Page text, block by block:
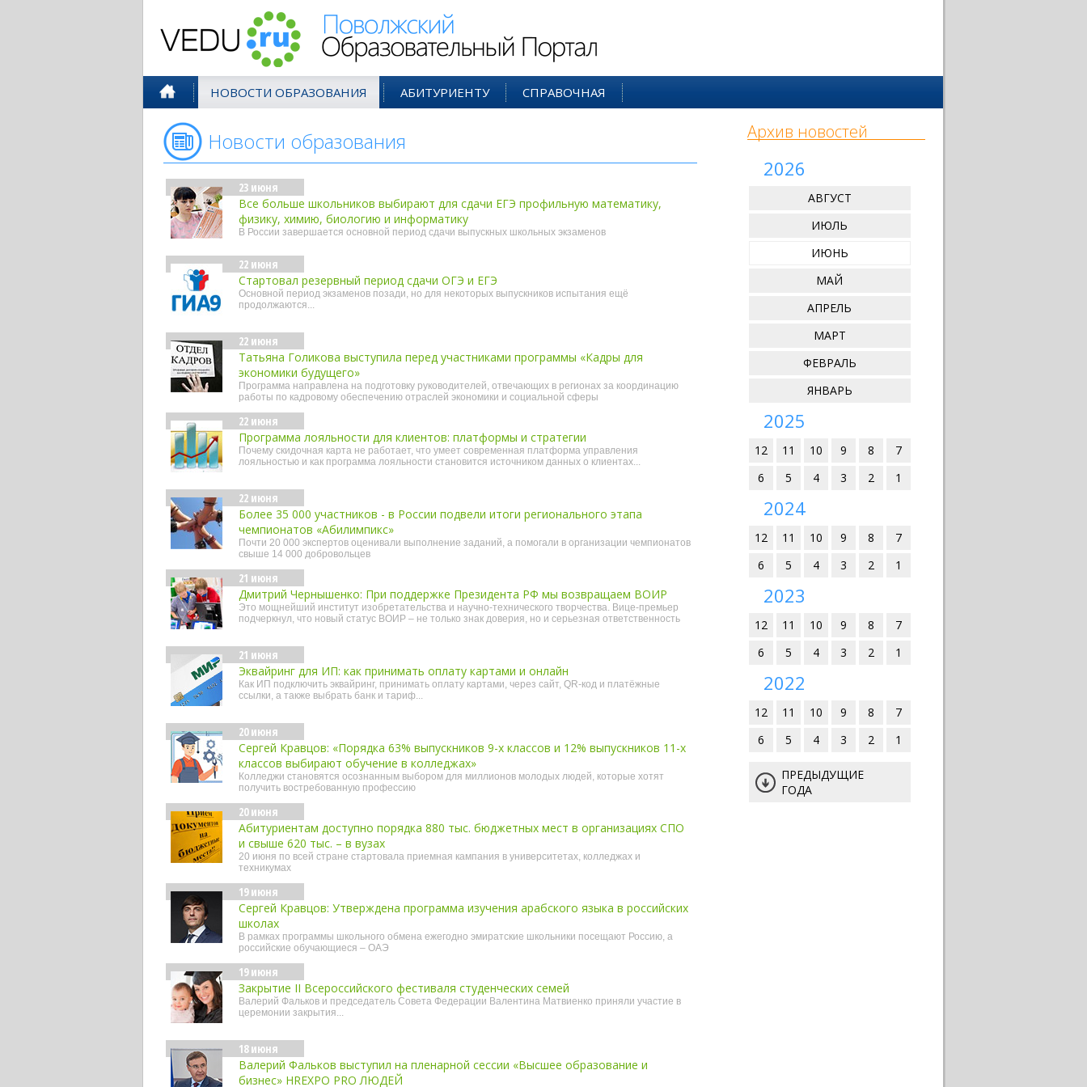
НОВОСТИ ОБРАЗОВАНИЯ АБИТУРИЕНТУ СПРАВОЧНАЯ
Новости образования
23 июня
Все больше школьников выбирают для сдачи ЕГЭ профильную математику,
физику, химию, биологию и информатику
В России завершается основной период сдачи выпускных школьных экзаменов
22 июня
Стартовал резервный период сдачи ОГЭ и ЕГЭ
Основной период экзаменов позади, но для некоторых выпускников испытания ещё
продолжаются...
22 июня
Татьяна Голикова выступила перед участниками программы «Кадры для
экономики будущего»
Программа направлена на подготовку руководителей, отвечающих в регионах за координацию
работы по кадровому обеспечению отраслей экономики и социальной сферы
22 июня
Программа лояльности для клиентов: платформы и стратегии
Почему скидочная карта не работает, что умеет современная платформа управления
лояльностью и как программа лояльности становится источником данных о клиентах...
22 июня
Более 35 000 участников - в России подвели итоги регионального этапа
чемпионатов «Абилимпикс»
Почти 20 000 экспертов оценивали выполнение заданий, а помогали в организации чемпионатов
свыше 14 000 добровольцев
21 июня
Дмитрий Чернышенко: При поддержке Президента РФ мы возвращаем ВОИР
Это мощнейший институт изобретательства и научно-технического творчества. Вице-премьер
подчеркнул, что новый статус ВОИР – не только знак доверия, но и серьезная ответственность
21 июня
Эквайринг для ИП: как принимать оплату картами и онлайн
Как ИП подключить эквайринг, принимать оплату картами, через сайт, QR-код и платёжные
ссылки, а также выбрать банк и тариф...
20 июня
Сергей Кравцов: «Порядка 63% выпускников 9-х классов и 12% выпускников 11-х
классов выбирают обучение в колледжах»
Колледжи становятся осознанным выбором для миллионов молодых людей, которые хотят
получить востребованную профессию
20 июня
Абитуриентам доступно порядка 880 тыс. бюджетных мест в организациях СПО
и свыше 620 тыс. – в вузах
20 июня по всей стране стартовала приемная кампания в университетах, колледжах и
техникумах
19 июня
Сергей Кравцов: Утверждена программа изучения арабского языка в российских
школах
В рамках программы школьного обмена ежегодно эмиратские школьники посещают Россию, а
российские обучающиеся – ОАЭ
19 июня
Закрытие II Всероссийского фестиваля студенческих семей
Валерий Фальков и председатель Совета Федерации Валентина Матвиенко приняли участие в
церемонии закрытия...
18 июня
Валерий Фальков выступил на пленарной сессии «Высшее образование и
бизнес» HREXPO PRO ЛЮДЕЙ
Архив новостей
2026
АВГУСТ
ИЮЛЬ
ИЮНЬ
МАЙ
АПРЕЛЬ
МАРТ
ФЕВРАЛЬ
ЯНВАРЬ
2025
12 11 10 9 8
7
6
5 4 3 2 1
2024
12 11 10 9 8
7
6
5 4 3 2 1
2023
12 11 10 9 8
7
6
5 4 3 2 1
2022
12 11 10 9 8
7
6
5 4 3 2 1
ПРЕДЫДУЩИЕ
ГОДА